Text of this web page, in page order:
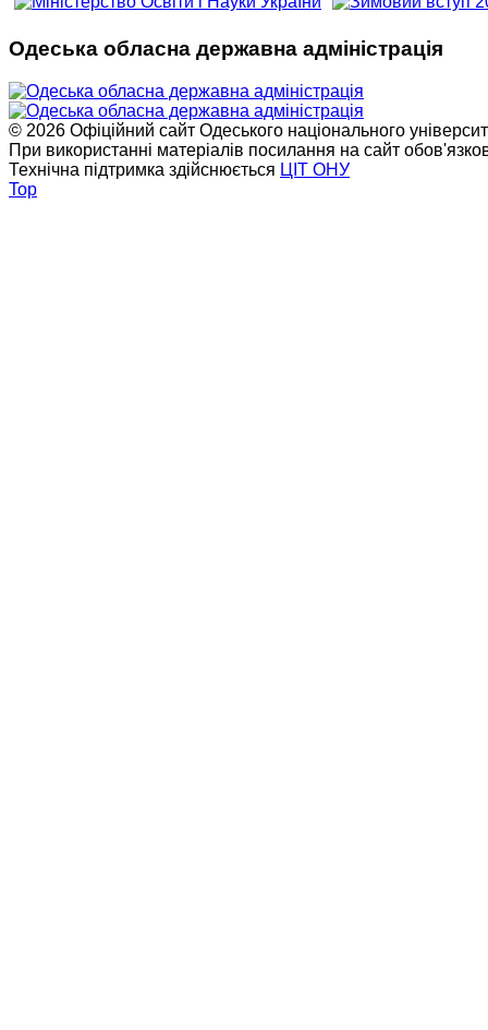
Одеська обласна державна адміністрація
© 2026 Офіційний сайт Одеського національного
При використанні матеріалів посилання на сайт
Технічна підтримка здійснюється ЦІТ ОНУ
Top